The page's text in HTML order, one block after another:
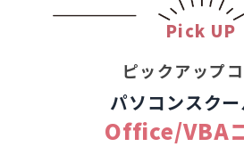
Pick UP
ピックアップ
パソコンスク
Office/VBA